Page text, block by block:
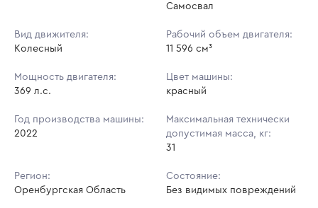
Самосвал
Вид движителя:
Колесный
Рабочий объем двигателя:
11 596 см³
Мощность двигателя:
369 л.с.
Цвет машины:
красный
Год производства машины:
2022
Максимальная технически
допустимая масса, кг:
31
Регион:
Оренбургская Область
Состояние:
Без видимых повреждений